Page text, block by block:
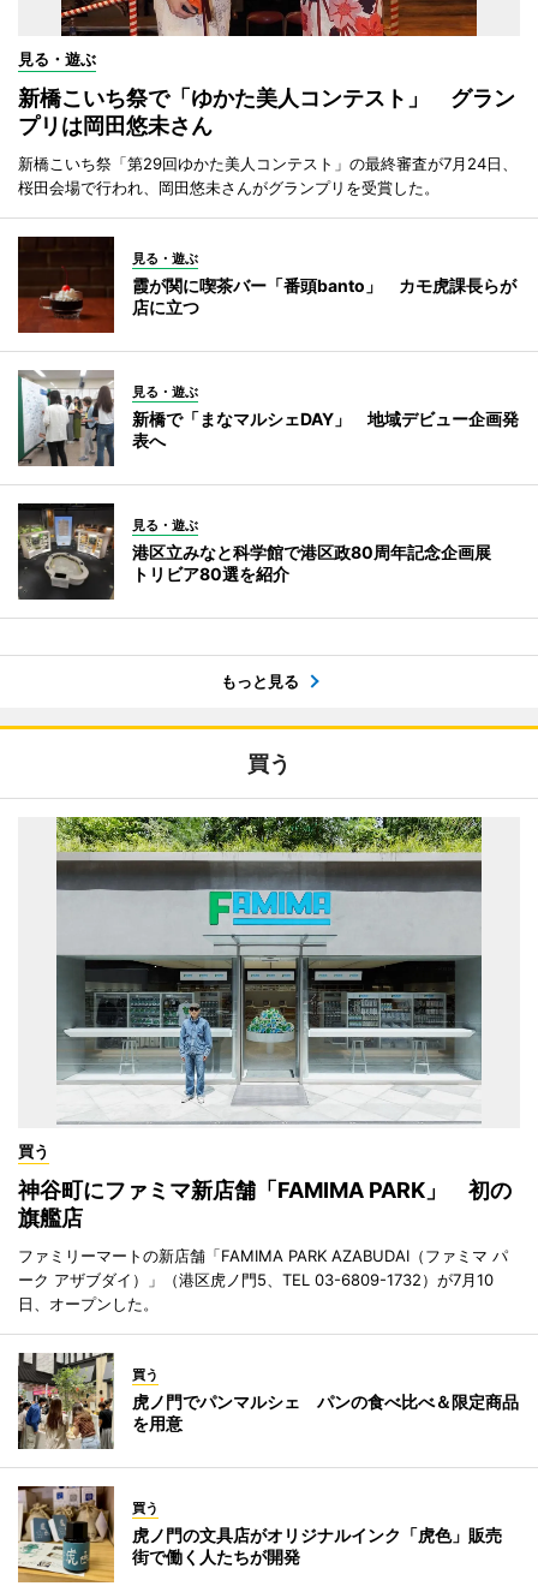
見る・遊ぶ
新橋こいち祭で「ゆかた美人コンテスト」 グラン
プリは岡田悠未さん
新橋こいち祭「第29回ゆかた美人コンテスト」の最終審査が7月24日、
桜田会場で行われ、岡田悠未さんがグランプリを受賞した。
見る・遊ぶ
霞が関に喫茶バー「番頭banto」 カモ虎課長らが
店に立つ
見る・遊ぶ
新橋で「まなマルシェDAY」 地域デビュー企画発
表へ
見る・遊ぶ
港区立みなと科学館で港区政80周年記念企画展
トリビア80選を紹介
もっと見る
買う
買う
神谷町にファミマ新店舗「FAMIMA PARK」 初の
旗艦店
ファミリーマートの新店舗「FAMIMA PARK AZABUDAI（ファミマ パ
ーク アザブダイ）」（港区虎ノ門5、TEL 03-6809-1732）が7月10
日、オープンした。
買う
虎ノ門でパンマルシェ パンの食べ比べ＆限定商品
を用意
買う
虎ノ門の文具店がオリジナルインク「虎色」販売
街で働く人たちが開発